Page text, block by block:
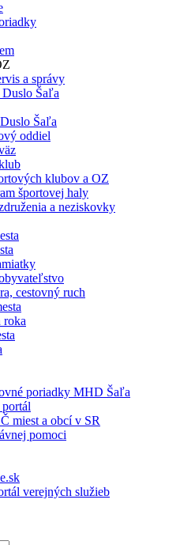
a správy
Šaľa
Šaľa
oddiel
klubov a OZ
športovej haly
a neziskovky
cestovný ruch
poriadky MHD Šaľa
miest a obcí v SR
pomoci
verejných služieb